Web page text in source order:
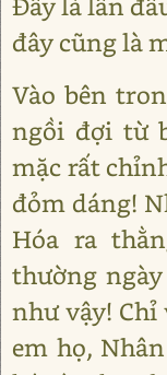
đây cũng là
Vào bên
ngồi đợi từ
mặc rất
đỏm dáng!
Hóa ra
thường
như vậy!
em họ,